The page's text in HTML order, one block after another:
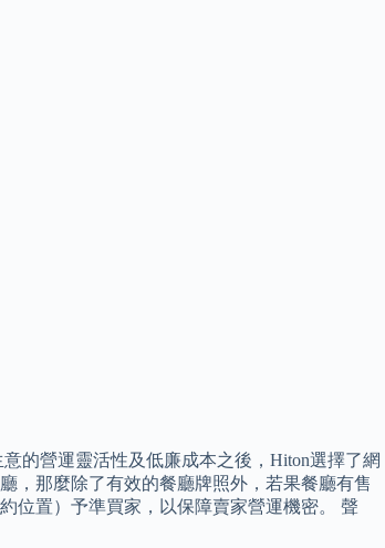
的營運靈活性及低廉成本之後，Hiton選擇了網
，那麼除了有效的餐廳牌照外，若果餐廳有售
位置）予準買家，以保障賣家營運機密。 聲